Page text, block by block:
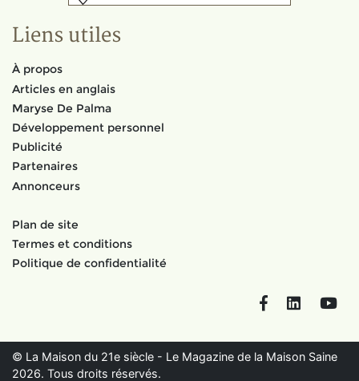
Liens utiles
À propos
Articles en anglais
Maryse De Palma
Développement personnel
Publicité
Partenaires
Annonceurs
Plan de site
Termes et conditions
Politique de confidentialité
FacebookLinkedIn
© La Maison du 21e siècle - Le Magazine de la Maison Saine
2026. Tous droits réservés.